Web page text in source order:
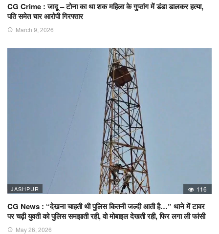
CG Crime : जादू – टोना का था शक महिला के गुप्तांग में डंडा डालकर हत्या,
पति समेत चार आरोपी गिरफ्तार
March 9, 2026
JASHPUR 116
CG News : “देखना चाहती थी पुलिस कितनी जल्दी आती है…” थाने में टावर
पर चढ़ी युवती को पुलिस समझाती रही, वो मोबाइल देखती रही, फिर लगा ली फांसी
May 26, 2026